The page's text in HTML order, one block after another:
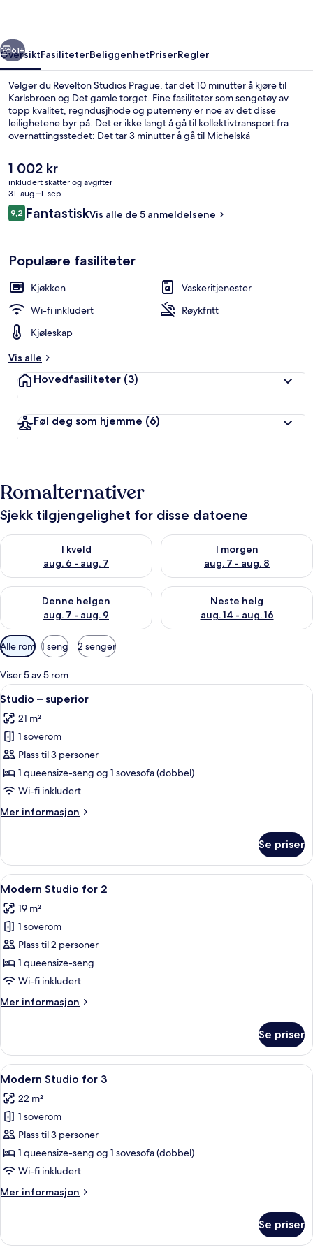
Neste
61+
OversiktFasiliteterBeliggenhetPriserRegler
Velger du Revelton Studios Prague, tar det 10 minutter å kjøre til
Karlsbroen og Det gamle torget. Fine fasiliteter som sengetøy av
topp kvalitet, regndusjhode og putemeny er noe av det disse
leilighetene byr på. Det er ikke langt å gå til kollektivtransport fra
overnattingsstedet: Det tar 3 minutter å gå til Michelská
trikkeholdeplass.
Den
nåværende
prisen
er
1 002 kr
1 002 kr
inkludert skatter og avgifter
31. aug.–1. sep.
Anmeldelser
9,29,2 av 10 –
FantastiskVis alle de 5 anmeldelsene
Populære fasiliteter
Kjøkken
Vaskeritjenester
Wi-fi inkludert
Røykfritt
Kjøleskap
Vis alle
Hovedfasiliteter (3)
Føl deg som hjemme (6)
Romalternativer
Sjekk tilgjengelighet for disse datoene
I kveld
aug. 6 - aug. 7
Sjekk tilgjengelighet for i kveld, aug. 6 - aug. 7
I morgen
aug. 7 - aug. 8
Sjekk tilgjengelighet for i
Denne helgen
aug. 7 - aug. 9
Sjekk tilgjengelighet for denne helgen, aug. 7 - aug. 9
Neste helg
aug. 14 - aug. 16
Sjekk tilgjengelighet for neste
Tilgjengelige
filtre
for
rom
Alle rom 1 seng 2 senger
Viser 5 av 5 rom
Åpne
alle
bildene
av
Studio
–
superior
Studio – superior | Sengetøy av
16
Studio – superior
21 m²
1 soverom
Plass til 3 personer
1 queensize-seng og 1 sovesofa (dobbel)
Wi-fi inkludert
Mer informasjon
Mer
–
superior
Se priser
Åpne
alle
bildene
av
Modern
Studio
for
Sengetøy av topp kvalitet, safe på
10
Modern Studio for 2
19 m²
1 soverom
Plass til 2 personer
1 queensize-seng
Wi-fi inkludert
Mer informasjon
Mer
Studio
for
2
Se priser
Åpne
alle
bildene
av
Modern
Studio
for
Modern Studio for 3 | Sengetøy av
14
Modern Studio for 3
22 m²
1 soverom
Plass til 3 personer
1 queensize-seng og 1 sovesofa (dobbel)
Wi-fi inkludert
Mer informasjon
Mer
Studio
Se priser